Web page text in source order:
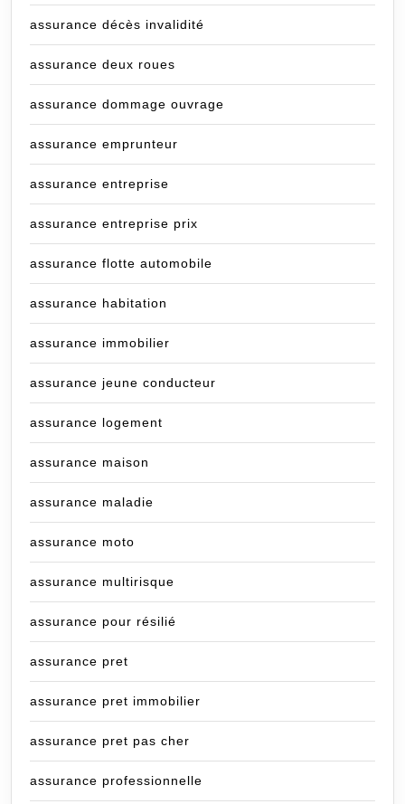
assurance décès invalidité
assurance deux roues
assurance dommage ouvrage
assurance emprunteur
assurance entreprise
assurance entreprise prix
assurance flotte automobile
assurance habitation
assurance immobilier
assurance jeune conducteur
assurance logement
assurance maison
assurance maladie
assurance moto
assurance multirisque
assurance pour résilié
assurance pret
assurance pret immobilier
assurance pret pas cher
assurance professionnelle